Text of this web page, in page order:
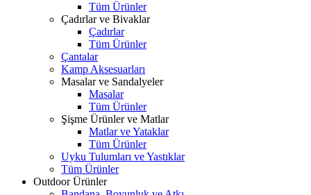
Tüm Ürünler
Çadırlar ve Bivaklar
Çadırlar
Tüm Ürünler
Çantalar
Kamp Aksesuarları
Masalar ve Sandalyeler
Masalar
Tüm Ürünler
Şişme Ürünler ve Matlar
Matlar ve Yataklar
Tüm Ürünler
Uyku Tulumları ve Yastıklar
Tüm Ürünler
Outdoor Ürünler